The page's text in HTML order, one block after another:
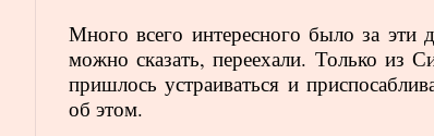
Много всего интересного было за эти
можно сказать, переехали. Только из
пришлось устраиваться и
об этом.